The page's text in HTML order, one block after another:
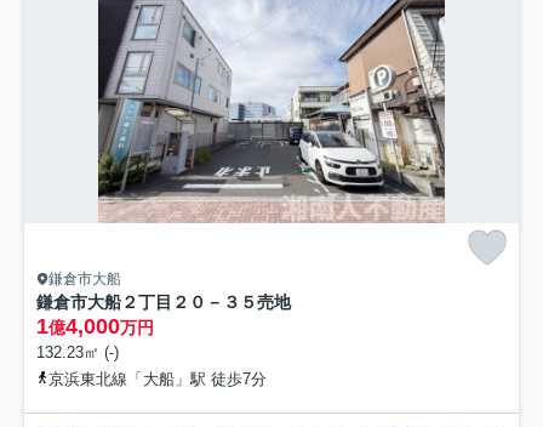
鎌倉市大船
鎌倉市大船２丁目２０－３５売地
1億4,000万円
132.23㎡ (-)
京浜東北線「大船」駅 徒歩7分